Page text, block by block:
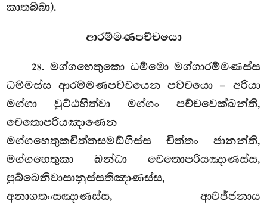
කාතබ්බා).
ආරම්මණපච්චයො
28. මග්ගහෙතුකො ධම්මො මග්ගාරම්මණස්ස
ධම්මස්ස ආරම්මණපච්චයෙන පච්චයො – අරියා
මග්ගා වුට්ඨහිත්වා මග්ගං පච්චවෙක්ඛන්ති,
චෙතොපරියඤාණෙන
මග්ගහෙතුකචිත්තසමඞ්ගිස්ස චිත්තං ජානන්ති,
මග්ගහෙතුකා ඛන්ධා චෙතොපරියඤාණස්ස,
පුබ්බෙනිවාසානුස්සතිඤාණස්ස,
අනාගතංසඤාණස්ස, ආවජ්ජනාය